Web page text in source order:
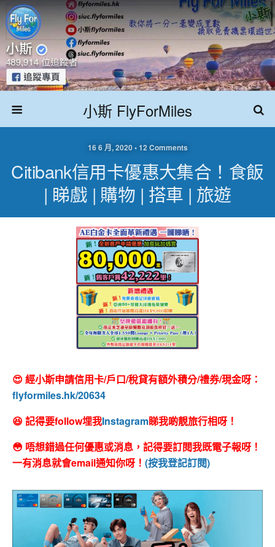
小斯 FlyForMiles
16 6 月, 2020 • 12 Comments
Citibank信用卡優惠大集合！食飯
| 睇戲 | 購物 | 搭車 | 旅遊
😍 經小斯申請信用卡/戶口/稅貸有額外積分/禮券/現金呀：
flyformiles.hk/20634
😆 記得要follow埋我Instagram睇我啲靚旅行相呀！
😳 唔想錯過任何優惠或消息，記得要訂閱我既電子報呀！
一有消息就會email通知你呀！ (按我登記訂閱)